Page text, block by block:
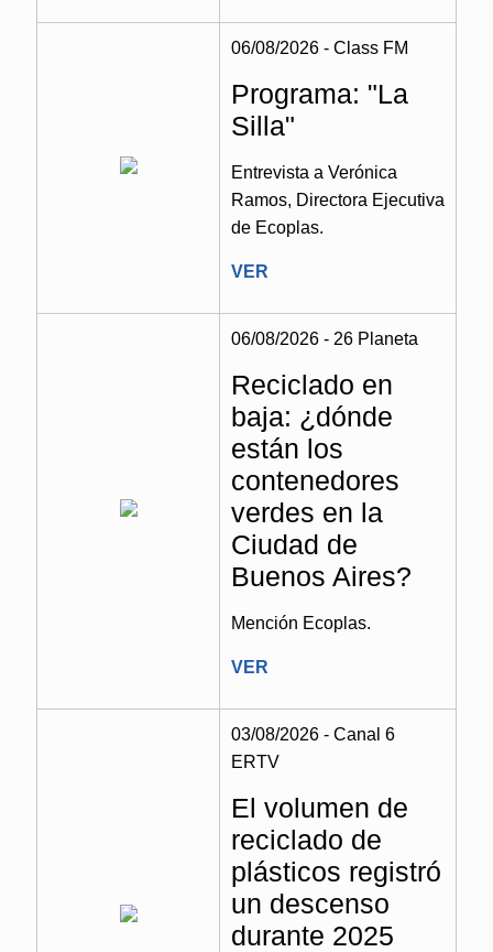
06/08/2026 - Class FM
Programa: "La
Silla"
Entrevista a Verónica
Ramos, Directora Ejecutiva
de Ecoplas.
VER
06/08/2026 - 26 Planeta
Reciclado en
baja: ¿dónde
están los
contenedores
verdes en la
Ciudad de
Buenos Aires?
Mención Ecoplas.
VER
03/08/2026 - Canal 6
ERTV
El volumen de
reciclado de
plásticos registró
un descenso
durante 2025